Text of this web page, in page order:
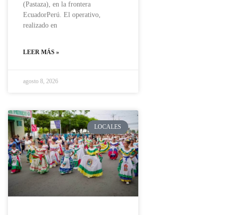
(Pastaza), en la frontera
EcuadorPerú. El operativo,
realizado en
LEER MÁS »
agosto 8, 2026
LOCALES